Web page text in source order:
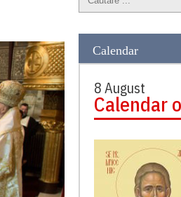
Calendar
8 August
Calendar